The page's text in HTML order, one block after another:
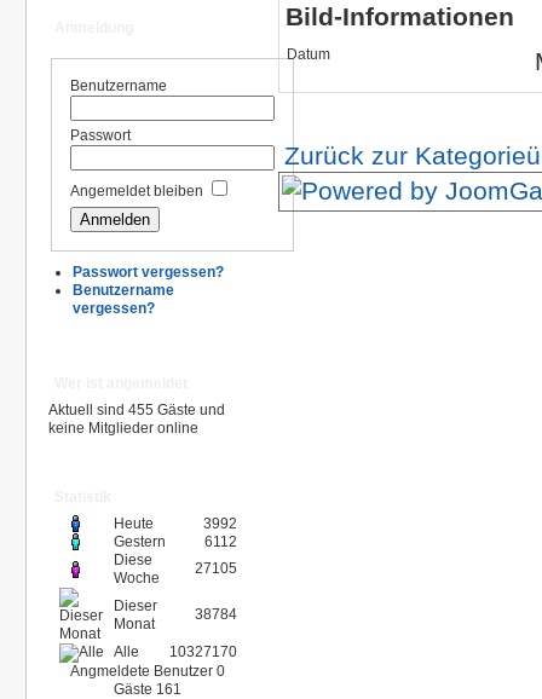
Benutzername
Passwort
Angemeldet bleiben
Passwort vergessen?
Benutzername
vergessen?
Aktuell sind 455 Gäste und
keine Mitglieder online
Heute
3992
Gestern
6112
Diese
Woche
27105
Dieser
Monat
38784
Alle
10327170
Angmeldete Benutzer 0
Gäste 161
Bild-Informationen
Datum
Zurück zur